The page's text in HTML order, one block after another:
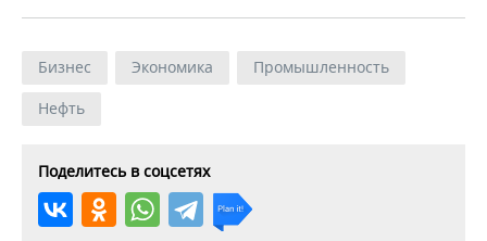
Бизнес Экономика
Промышленность
Нефть
Поделитесь в соцсетях